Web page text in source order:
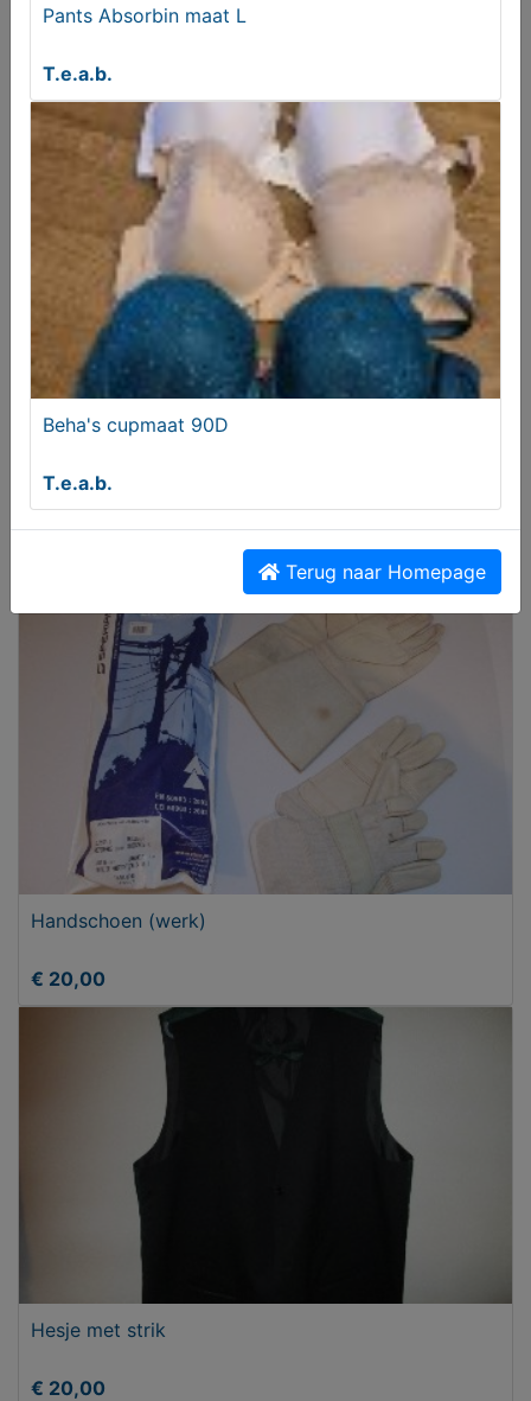
Damesriemen, in één koop.
€ 4,95
Handtassen diverse
Handschoen (werk)
€ 20,00
Hesje met strik
€ 20,00
Pants Absorbin maat L
T.e.a.b.
Beha's cupmaat 90D
T.e.a.b.
Terug naar Homepage